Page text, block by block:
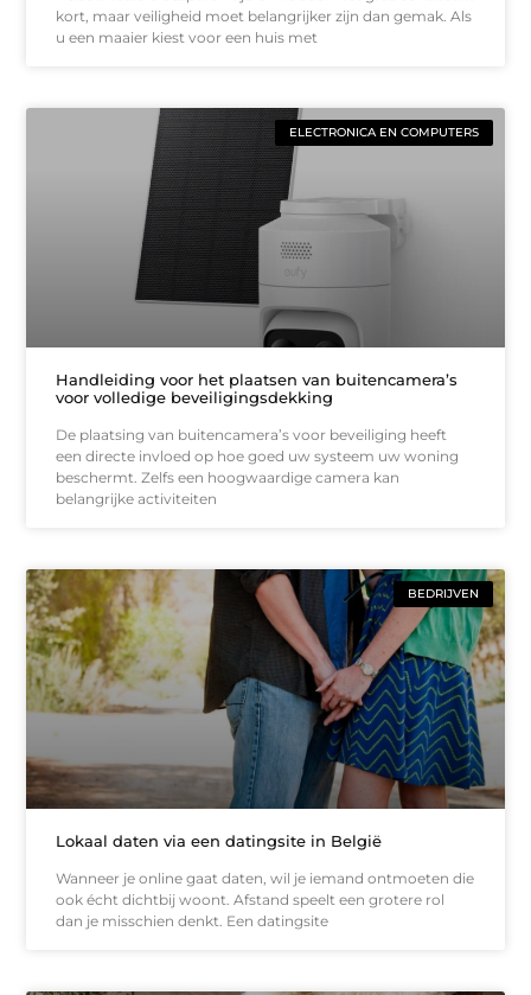
kort, maar veiligheid moet belangrijker zijn dan gemak. Als
u een maaier kiest voor een huis met
ELECTRONICA EN COMPUTERS
Handleiding voor het plaatsen van buitencamera’s
voor volledige beveiligingsdekking
De plaatsing van buitencamera’s voor beveiliging heeft
een directe invloed op hoe goed uw systeem uw woning
beschermt. Zelfs een hoogwaardige camera kan
belangrijke activiteiten
BEDRIJVEN
Lokaal daten via een datingsite in België
Wanneer je online gaat daten, wil je iemand ontmoeten die
ook écht dichtbij woont. Afstand speelt een grotere rol
dan je misschien denkt. Een datingsite